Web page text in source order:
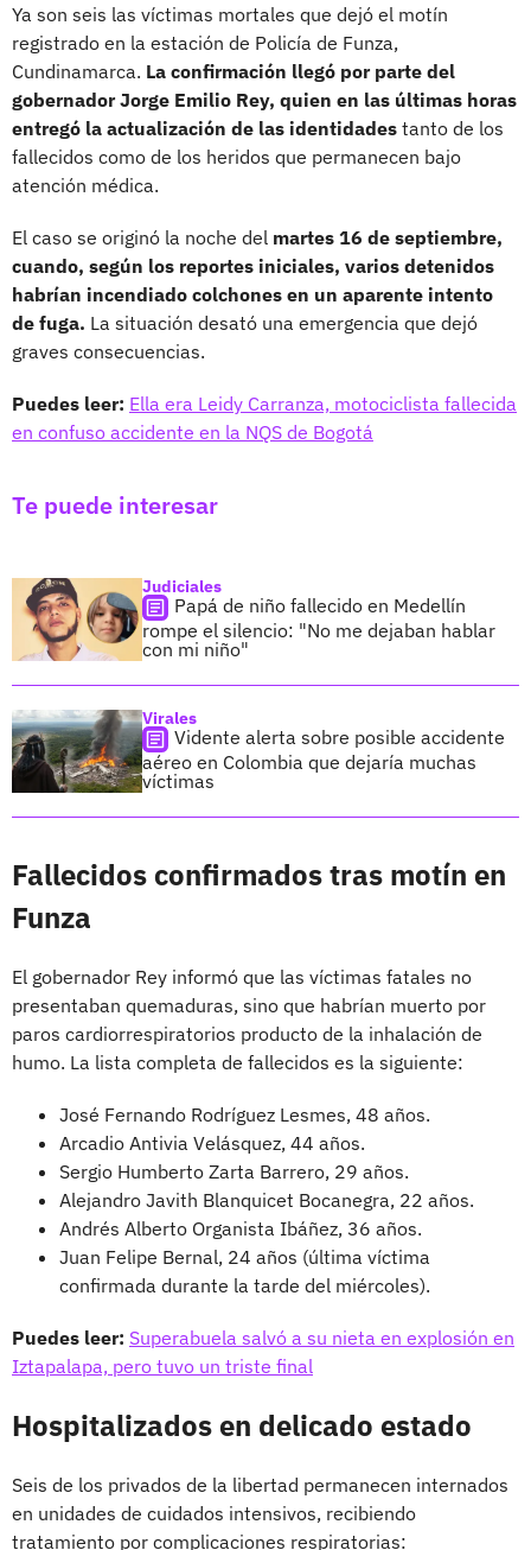
Ya son seis las víctimas mortales que dejó el motín
registrado en la estación de Policía de Funza,
Cundinamarca. La confirmación llegó por parte del
gobernador Jorge Emilio Rey, quien en las últimas horas
entregó la actualización de las identidades tanto de los
fallecidos como de los heridos que permanecen bajo
atención médica.
El caso se originó la noche del martes 16 de septiembre,
cuando, según los reportes iniciales, varios detenidos
habrían incendiado colchones en un aparente intento
de fuga. La situación desató una emergencia que dejó
graves consecuencias.
Puedes leer: Ella era Leidy Carranza, motociclista fallecida
en confuso accidente en la NQS de Bogotá
Te puede interesar
Judiciales
Papá de niño fallecido en Medellín
rompe el silencio: "No me dejaban hablar
con mi niño"
Virales
Vidente alerta sobre posible accidente
aéreo en Colombia que dejaría muchas
víctimas
Fallecidos confirmados tras motín en
Funza
El gobernador Rey informó que las víctimas fatales no
presentaban quemaduras, sino que habrían muerto por
paros cardiorrespiratorios producto de la inhalación de
humo. La lista completa de fallecidos es la siguiente:
José Fernando Rodríguez Lesmes, 48 años.
Arcadio Antivia Velásquez, 44 años.
Sergio Humberto Zarta Barrero, 29 años.
Alejandro Javith Blanquicet Bocanegra, 22 años.
Andrés Alberto Organista Ibáñez, 36 años.
Juan Felipe Bernal, 24 años (última víctima
confirmada durante la tarde del miércoles).
Puedes leer: Superabuela salvó a su nieta en explosión en
Iztapalapa, pero tuvo un triste final
Hospitalizados en delicado estado
Seis de los privados de la libertad permanecen internados
en unidades de cuidados intensivos, recibiendo
tratamiento por complicaciones respiratorias: